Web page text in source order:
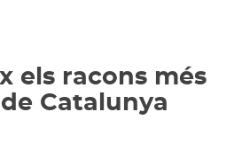
els racons més
Catalunya